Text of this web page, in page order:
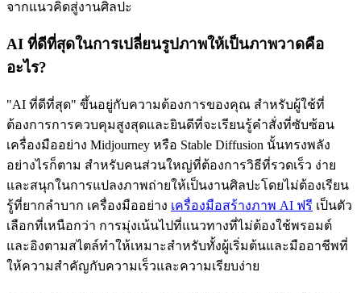
จากแนวคิดสู่งานศิลปะ
AI ที่ดีที่สุดในการเปลี่ยนรูปภาพให้เป็นภาพวาดคือ
อะไร?
"AI ที่ดีที่สุด" ขึ้นอยู่กับความต้องการของคุณ สำหรับผู้ใช้ที่
ต้องการการควบคุมสูงสุดและยินดีที่จะเรียนรู้คำสั่งที่ซับซ้อน
เครื่องมืออย่าง Midjourney หรือ Stable Diffusion นั้นทรงพลัง
อย่างไรก็ตาม สำหรับคนส่วนใหญ่ที่ต้องการวิธีที่รวดเร็ว ง่าย
และสนุกในการแปลงภาพถ่ายให้เป็นงานศิลปะโดยไม่ต้องเรียน
รู้ที่ยากลำบาก เครื่องมืออย่าง เครื่องมือสร้างภาพ AI ฟรี เป็นตัว
เลือกที่เหนือกว่า การมุ่งเน้นไปที่แนวทางที่ไม่ต้องใช้พรอมต์
และอิงตามสไตล์ทำให้เหมาะสำหรับทั้งผู้เริ่มต้นและมืออาชีพที่
ให้ความสำคัญกับความเร็วและความเรียบง่าย